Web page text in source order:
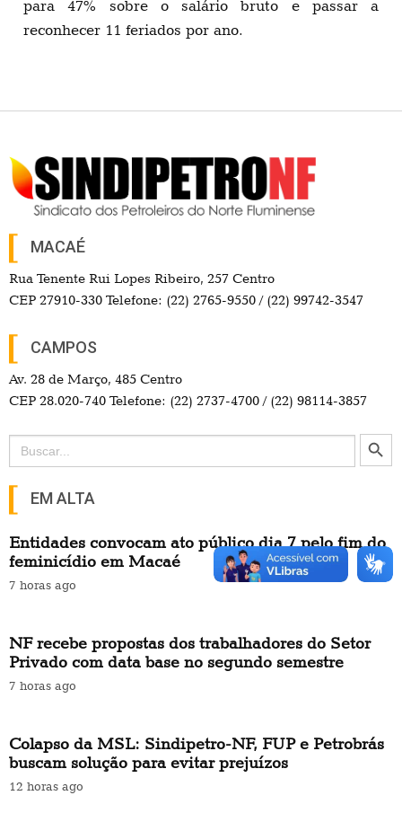
para 47% sobre o salário bruto e passar a
reconhecer 11 feriados por ano.
MACAÉ
Rua Tenente Rui Lopes Ribeiro, 257 Centro
CEP 27910-330 Telefone: (22) 2765-9550 / (22) 99742-3547
CAMPOS
Av. 28 de Março, 485 Centro
CEP 28.020-740 Telefone: (22) 2737-4700 / (22) 98114-3857
Search
for:
Search Button
EM ALTA
Entidades convocam ato público dia 7 pelo fim do
feminicídio em Macaé
7 horas ago
NF recebe propostas dos trabalhadores do Setor
Privado com data base no segundo semestre
7 horas ago
Colapso da MSL: Sindipetro-NF, FUP e Petrobrás
buscam solução para evitar prejuízos
12 horas ago